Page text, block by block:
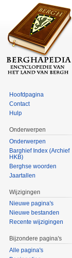
Hoofdpagina
Contact
Hulp
Onderwerpen
Onderwerpen
Barghief Index (Archief
HKB)
Berghse woorden
Jaartallen
Wijzigingen
Nieuwe pagina's
Nieuwe bestanden
Recente wijzigingen
Bijzondere pagina's
Alle pagina's